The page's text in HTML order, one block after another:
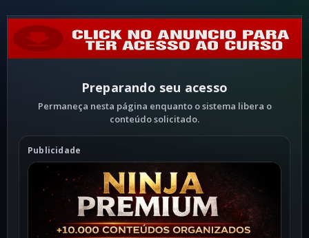
Preparando seu acesso
Permaneça nesta página enquanto o sistema libera o
conteúdo solicitado.
Publicidade